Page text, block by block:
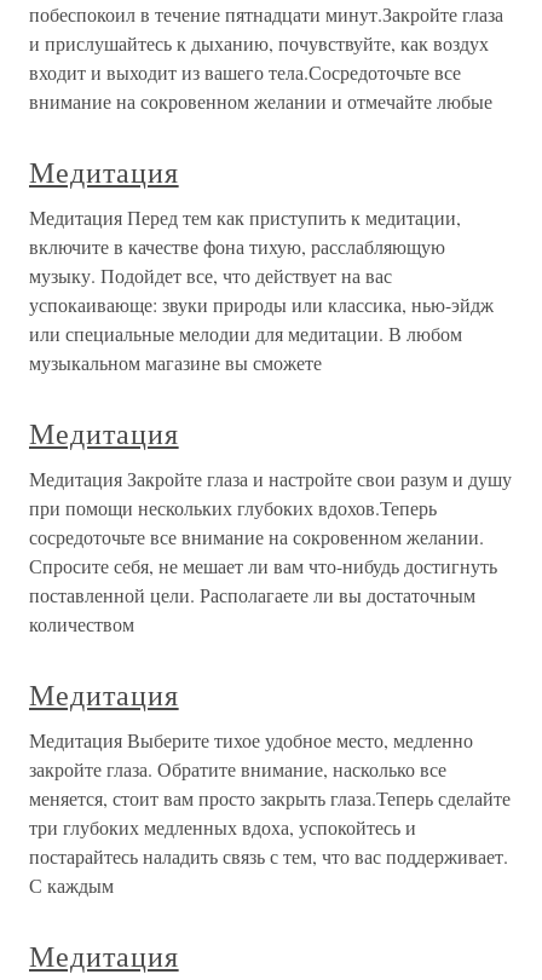
побеспокоил в течение пятнадцати минут.Закройте глаза
и прислушайтесь к дыханию, почувствуйте, как воздух
входит и выходит из вашего тела.Сосредоточьте все
внимание на сокровенном желании и отмечайте любые
Медитация
Медитация Перед тем как приступить к медитации,
включите в качестве фона тихую, расслабляющую
музыку. Подойдет все, что действует на вас
успокаивающе: звуки природы или классика, нью-эйдж
или специальные мелодии для медитации. В любом
музыкальном магазине вы сможете
Медитация
Медитация Закройте глаза и настройте свои разум и душу
при помощи нескольких глубоких вдохов.Теперь
сосредоточьте все внимание на сокровенном желании.
Спросите себя, не мешает ли вам что-нибудь достигнуть
поставленной цели. Располагаете ли вы достаточным
количеством
Медитация
Медитация Выберите тихое удобное место, медленно
закройте глаза. Обратите внимание, насколько все
меняется, стоит вам просто закрыть глаза.Теперь сделайте
три глубоких медленных вдоха, успокойтесь и
постарайтесь наладить связь с тем, что вас поддерживает.
С каждым
Медитация